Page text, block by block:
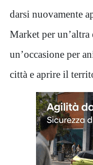
darsi nuovamente
Market per
un’occasione per
città e aprire il